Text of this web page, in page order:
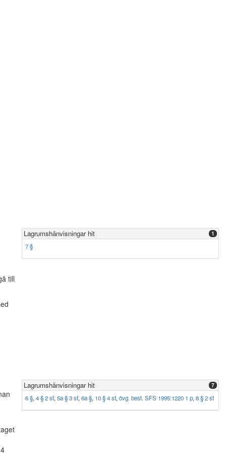
till
Lagrumshänvisningar hit 1
7 §
Lagrumshänvisningar hit 7
6 §,4 § 2 st,5a § 3 st,6a §, 10 § 4 st,övg. best. SFS 1995:1220 1 p,8 § 2 st